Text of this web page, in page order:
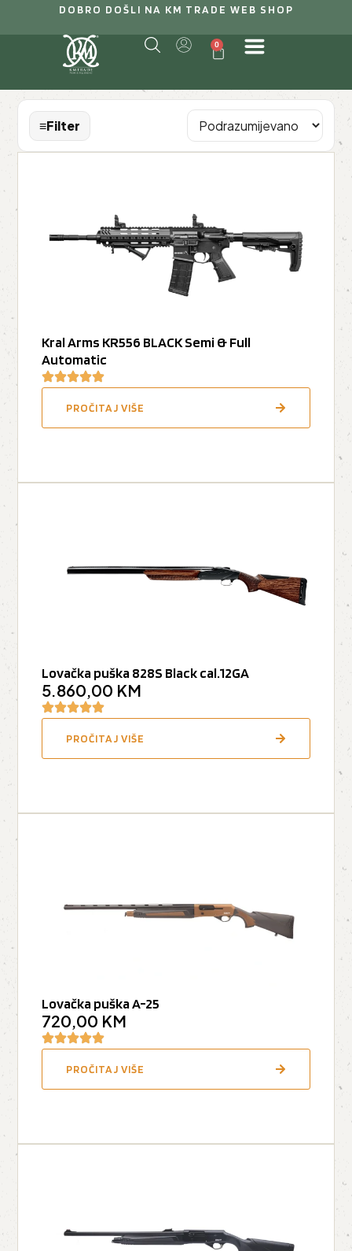
DOBRO DOŠLI NA KM TRADE WEB SHOP
0
≡Filter
Kral Arms KR556 BLACK Semi & Full
Automatic
PROČITAJ VIŠE
Lovačka puška 828S Black cal.12GA
5.860,00 KM
PROČITAJ VIŠE
Lovačka puška A-25
720,00 KM
PROČITAJ VIŠE